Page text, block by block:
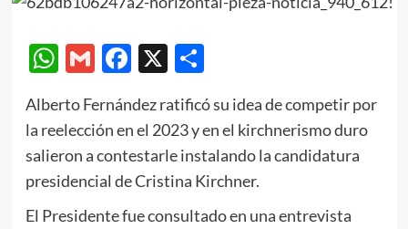
WhatsApp
GmailFacebook
X Compartir
Alberto Fernández ratificó su idea de competir por
la reelección en el 2023 y en el kirchnerismo duro
salieron a contestarle instalando la candidatura
presidencial de Cristina Kirchner.
El Presidente fue consultado en una entrevista